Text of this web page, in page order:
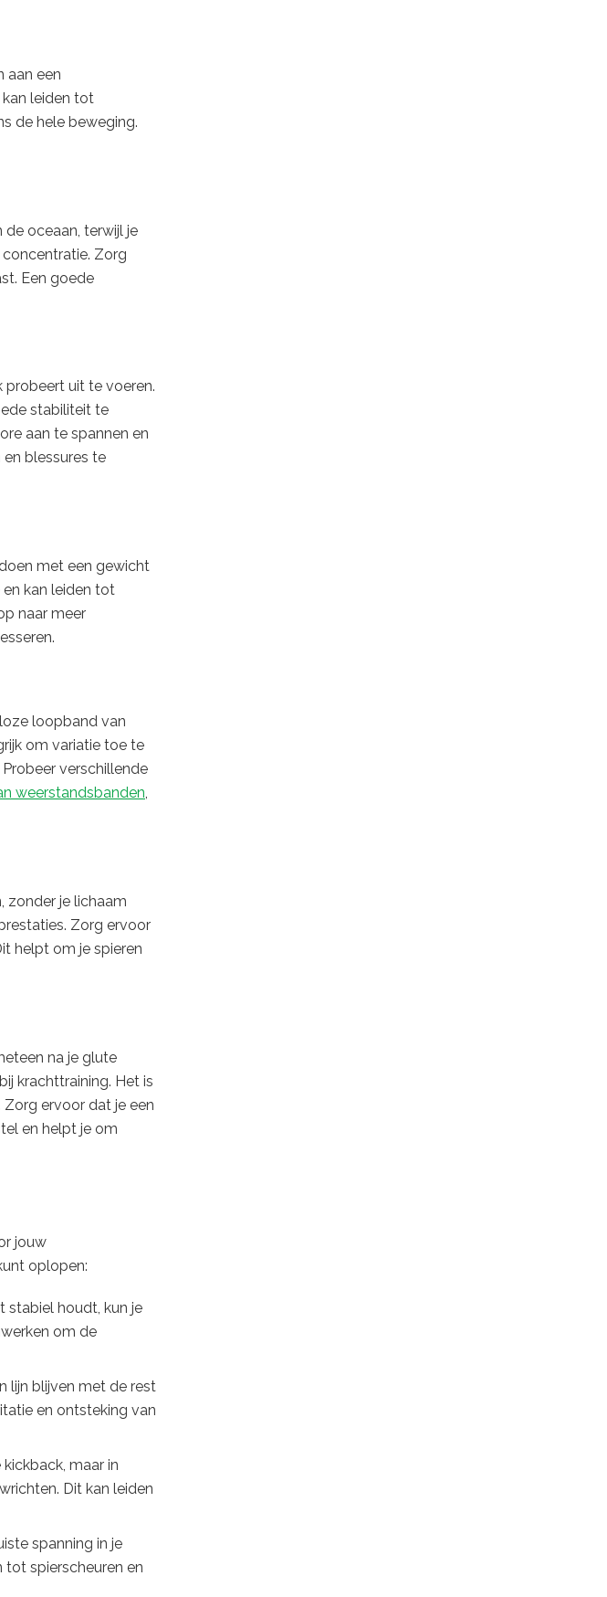
aan een
leiden tot
de hele beweging.
oceaan, terwijl je
Zorg
Een goede
probeert uit te voeren.
stabiliteit te
aan te spannen en
blessures te
met een gewicht
kan leiden tot
naar meer
loopband van
om variatie toe te
verschillende
weerstandsbanden,
zonder je lichaam
Zorg ervoor
helpt om je spieren
na je glute
krachttraining. Het is
ervoor dat je een
en helpt je om
jouw
oplopen:
stabiel houdt, kun je
om de
lijn blijven met de rest
en ontsteking van
maar in
Dit kan leiden
spanning in je
tot spierscheuren en